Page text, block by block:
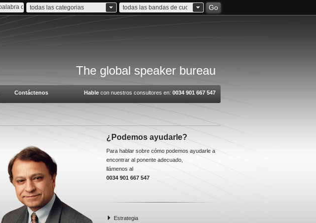
todas las categorias todas las bandas de cuota Go
The global speaker bureau
Contáctenos Hable con nuestros consultores en: 0034 901 667 547
¿Podemos ayudarle?
Para hablar sobre cómo podemos ayudarle a
encontrar al ponente adecuado,
llámenos al
0034 901 667 547
Estrategia